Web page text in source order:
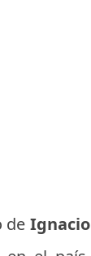
de Ignacio